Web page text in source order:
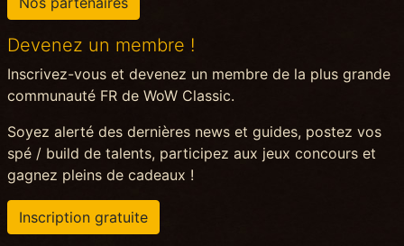
Devenez un membre !
Inscrivez-vous et devenez un membre de la plus grande
communauté FR de WoW Classic.
Soyez alerté des dernières news et guides, postez vos
spé / build de talents, participez aux jeux concours et
gagnez pleins de cadeaux !
Inscription gratuite